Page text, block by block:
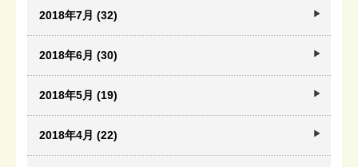
2018年7月 (32)
2018年6月 (30)
2018年5月 (19)
2018年4月 (22)